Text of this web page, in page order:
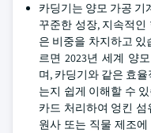
카딩기는 양모 가공 기
꾸준한 성장, 지속적
은 비중을 차지하고 있
르면 2023년 세계 양
며, 카딩기와 같은 효
는지 쉽게 이해할 수
카드 처리하여 엉킨
원사 또는 직물 제조